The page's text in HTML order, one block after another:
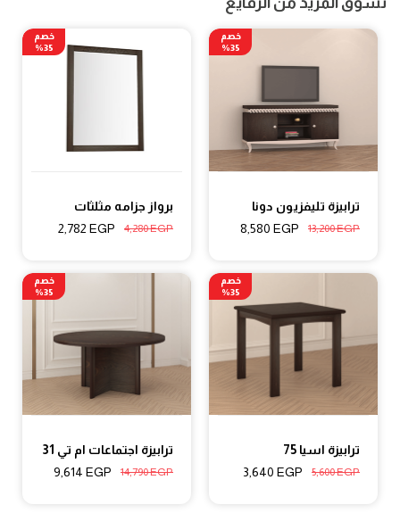
ترابيزة تليفزيون دونا
13,200EGP
8,580 EGP
خصم
35%
برواز جزامه مثلثات
4,280EGP
2,782 EGP
خصم
35%
ترابيزة اسيا 75
5,600EGP
3,640 EGP
خصم
35%
ترابيزة اجتماعات ام تي 31
14,790EGP
9,614 EGP
خصم
35%